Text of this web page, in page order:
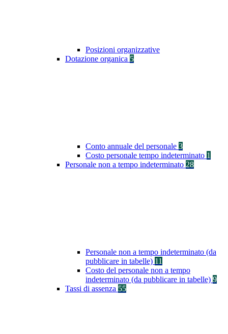
Posizioni organizzative
Dotazione organica 5
Conto annuale del personale 3
Costo personale tempo indeterminato 1
Personale non a tempo indeterminato 28
Personale non a tempo indeterminato (da
pubblicare in tabelle) 11
Costo del personale non a tempo
indeterminato (da pubblicare in tabelle) 9
Tassi di assenza 55